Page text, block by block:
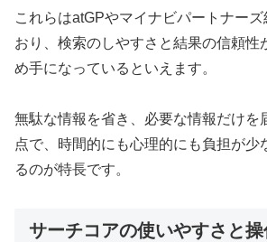
これらはatGPやマイナビパートナー
おり、検索のしやすさと結果の信頼性
め手になっているといえます。
無駄な情報を省き、必要な情報だけを
点で、時間的にも心理的にも負担が少
るのが特長です。
サーチコアの使いやすさと